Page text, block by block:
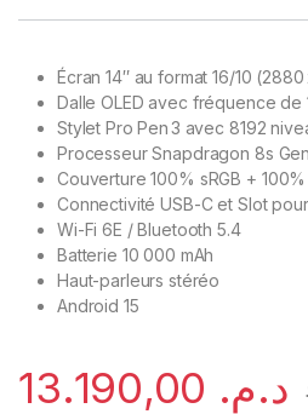
Écran 14″ au format 16/10 (2880
Dalle OLED avec fréquence de
Stylet Pro Pen 3 avec 8192
Processeur Snapdragon 8s
Couverture 100% sRGB + 100%
Connectivité USB-C et Slot
Wi-Fi 6E / Bluetooth 5.4
Batterie 10 000 mAh
Haut-parleurs stéréo
Android 15
د.م.